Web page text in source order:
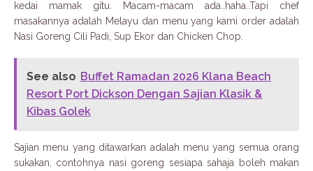
kedai mamak gitu. Macam-macam ada..haha..Tapi chef
masakannya adalah Melayu dan menu yang kami order adalah
Nasi Goreng Cili Padi, Sup Ekor dan Chicken Chop.
See also Buffet Ramadan 2026 Klana Beach
Resort Port Dickson Dengan Sajian Klasik &
Kibas Golek
Sajian menu yang ditawarkan adalah menu yang semua orang
sukakan, contohnya nasi goreng sesiapa sahaja boleh makan